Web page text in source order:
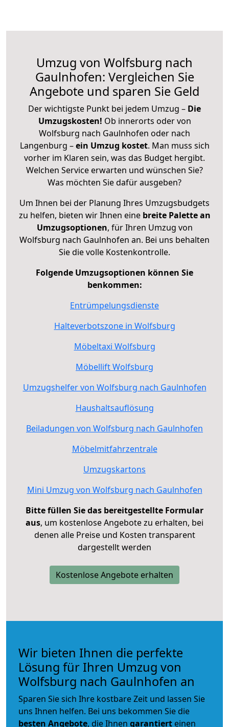
Umzug von Wolfsburg nach
Gaulnhofen: Vergleichen Sie
Angebote und sparen Sie Geld
Der wichtigste Punkt bei jedem Umzug – Die
Umzugskosten! Ob innerorts oder von
Wolfsburg nach Gaulnhofen oder nach
Langenburg –ein Umzug kostet. Man muss sich
vorher im Klaren sein, was das Budget hergibt.
Welchen Service erwarten und wünschen Sie?
Was möchten Sie dafür ausgeben?
Um Ihnen bei der Planung Ihres Umzugsbudgets
zu helfen, bieten wir Ihnen eine breite Palette an
Umzugsoptionen, für Ihren Umzug von
Wolfsburg nach Gaulnhofen an. Bei uns behalten
Sie die volle Kostenkontrolle.
Folgende Umzugsoptionen können Sie
benkommen:
Entrümpelungsdienste
Halteverbotszone in Wolfsburg
Möbeltaxi Wolfsburg
Möbellift Wolfsburg
Umzugshelfer von Wolfsburg nach Gaulnhofen
Haushaltsauflösung
Beiladungen von Wolfsburg nach Gaulnhofen
Möbelmitfahrzentrale
Umzugskartons
Mini Umzug von Wolfsburg nach Gaulnhofen
Bitte füllen Sie das bereitgestellte Formular
aus, um kostenlose Angebote zu erhalten, bei
denen alle Preise und Kosten transparent
dargestellt werden
Kostenlose Angebote erhalten
Wir bieten Ihnen die perfekte
Lösung für Ihren Umzug von
Wolfsburg nach Gaulnhofen an
Sparen Sie sich Ihre kostbare Zeit und lassen Sie
uns Ihnen helfen. Bei uns bekommen Sie die
besten Angebote, die Ihnen garantiert einen